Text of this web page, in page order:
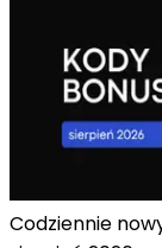
Codziennie